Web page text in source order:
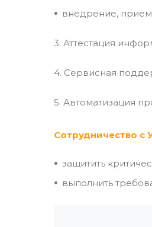
внедрение,
3. Аттестация
4. Сервисная
5. Автоматизация
Сотрудничество
защитить
выполнить